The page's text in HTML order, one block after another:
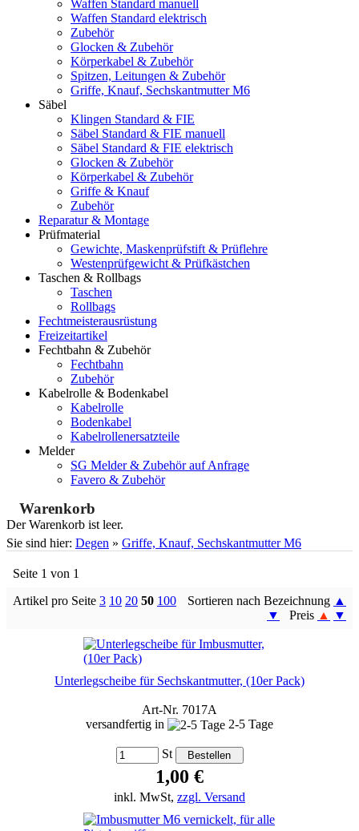
Waffen Standard manuell
Waffen Standard elektrisch
Zubehör
Glocken & Zubehör
Körperkabel & Zubehör
Spitzen, Leitungen & Zubehör
Griffe, Knauf, Sechskantmutter M6
Säbel
Klingen Standard & FIE
Säbel Standard & FIE manuell
Säbel Standard & FIE elektrisch
Glocken & Zubehör
Körperkabel & Zubehör
Griffe & Knauf
Zubehör
Reparatur & Montage
Prüfmaterial
Gewichte, Maskenprüfstift & Prüflehre
Westenprüfgewicht & Prüfkästchen
Taschen & Rollbags
Taschen
Rollbags
Fechtmeisterausrüstung
Freizeitartikel
Fechtbahn & Zubehör
Fechtbahn
Zubehör
Kabelrolle & Bodenkabel
Kabelrolle
Bodenkabel
Kabelrollenersatzteile
Melder
SG Melder & Zubehör auf Anfrage
Favero & Zubehör
Warenkorb
Der Warenkorb ist leer.
Sie sind hier: Degen » Griffe, Knauf, Sechskantmutter M6
Seite 1 von 1
Artikel pro Seite 3 10 20 50 100 Sortieren nach Bezeichnung ▲
▼
Preis ▲ ▼
Unterlegscheibe für Sechskantmutter, (10er Pack)
Art-Nr. 7017A
versandfertig in
2-5 Tage
St
1,00 €
inkl. MwSt, zzgl. Versand